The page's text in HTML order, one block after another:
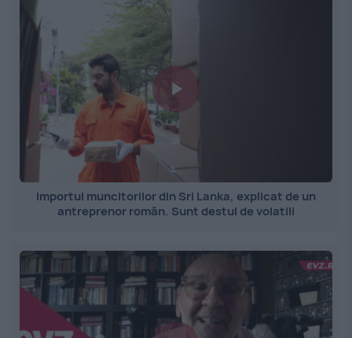
Importul muncitorilor din Sri Lanka, explicat de un
antreprenor român. Sunt destul de volatili